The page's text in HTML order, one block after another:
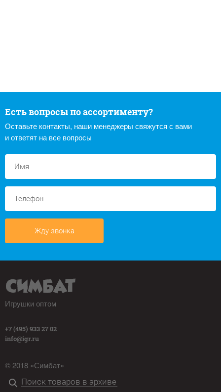
Есть вопросы по ассортименту?
Оставьте контакты, наши менеджеры свяжутся с вами
и ответят на все вопросы
Жду звонка
Игрушки оптом
+7 (495) 933 27 02
info@igr.ru
© 2018 «Симбат»